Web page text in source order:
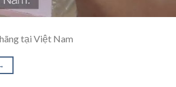
tại Việt Nam